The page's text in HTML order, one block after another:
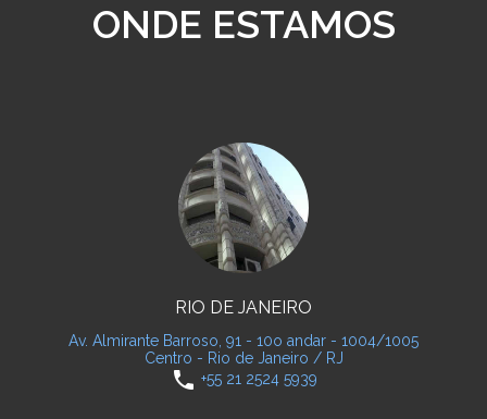
ONDE ESTAMOS
RIO DE JANEIRO
Av. Almirante Barroso, 91 - 10o andar - 1004/1005
Centro - Rio de Janeiro / RJ
phone +55 21 2524 5939